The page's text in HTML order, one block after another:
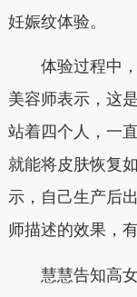
妊娠纹体验。
体验过程中，
美容师表示，这
站着四个人，一
就能将皮肤恢复
示，自己生产后
师描述的效果，
慧慧告知高女